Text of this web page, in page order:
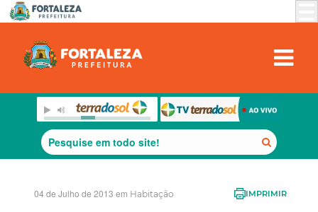
04 de Julho de 2013 em Habitação IMPRIMIR